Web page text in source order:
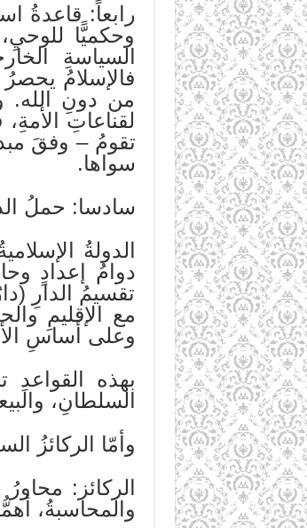
رابعاً: قاعدةُ
وحكميًّا
السياسةِ
فالإسلامُ يحصرُ
من دونِ الله.
لقناعاتِ
تقومُ – وفقَ
سواها.
سادسا: حملُ
الدولةُ
دوامُ إعدادٍ
تقسيمُ الدارِ
مع الإقليمِ
وعلى أساسِ
بهذه
السلطانِ،
وأمّا الركائزُ
الركائز:
والمحاسبةُ،